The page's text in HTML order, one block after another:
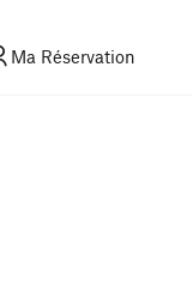
Ma Réservation